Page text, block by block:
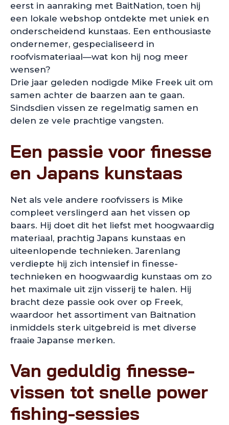
eerst in aanraking met BaitNation, toen hij
een lokale webshop ontdekte met uniek en
onderscheidend kunstaas. Een enthousiaste
ondernemer, gespecialiseerd in
roofvismateriaal—wat kon hij nog meer
wensen?
Drie jaar geleden nodigde Mike Freek uit om
samen achter de baarzen aan te gaan.
Sindsdien vissen ze regelmatig samen en
delen ze vele prachtige vangsten.
Een passie voor finesse
en Japans kunstaas
Net als vele andere roofvissers is Mike
compleet verslingerd aan het vissen op
baars. Hij doet dit het liefst met hoogwaardig
materiaal, prachtig Japans kunstaas en
uiteenlopende technieken. Jarenlang
verdiepte hij zich intensief in finesse-
technieken en hoogwaardig kunstaas om zo
het maximale uit zijn visserij te halen. Hij
bracht deze passie ook over op Freek,
waardoor het assortiment van Baitnation
inmiddels sterk uitgebreid is met diverse
fraaie Japanse merken.
Van geduldig finesse-
vissen tot snelle power
fishing-sessies